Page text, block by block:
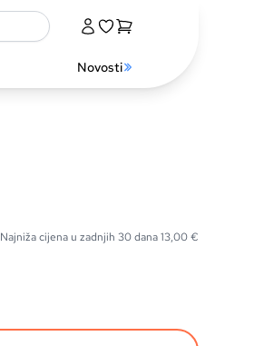
Novosti
Najniža cijena u zadnjih 30 dana13,00€